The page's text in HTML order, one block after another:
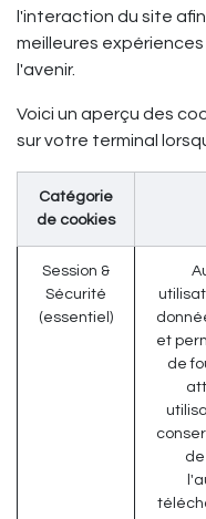
l'interaction du site
meilleures
l'avenir.
Voici un aperçu des
sur votre terminal
Catégorie
de cookies
Session &
Sécurité
(essentiel)
et
de